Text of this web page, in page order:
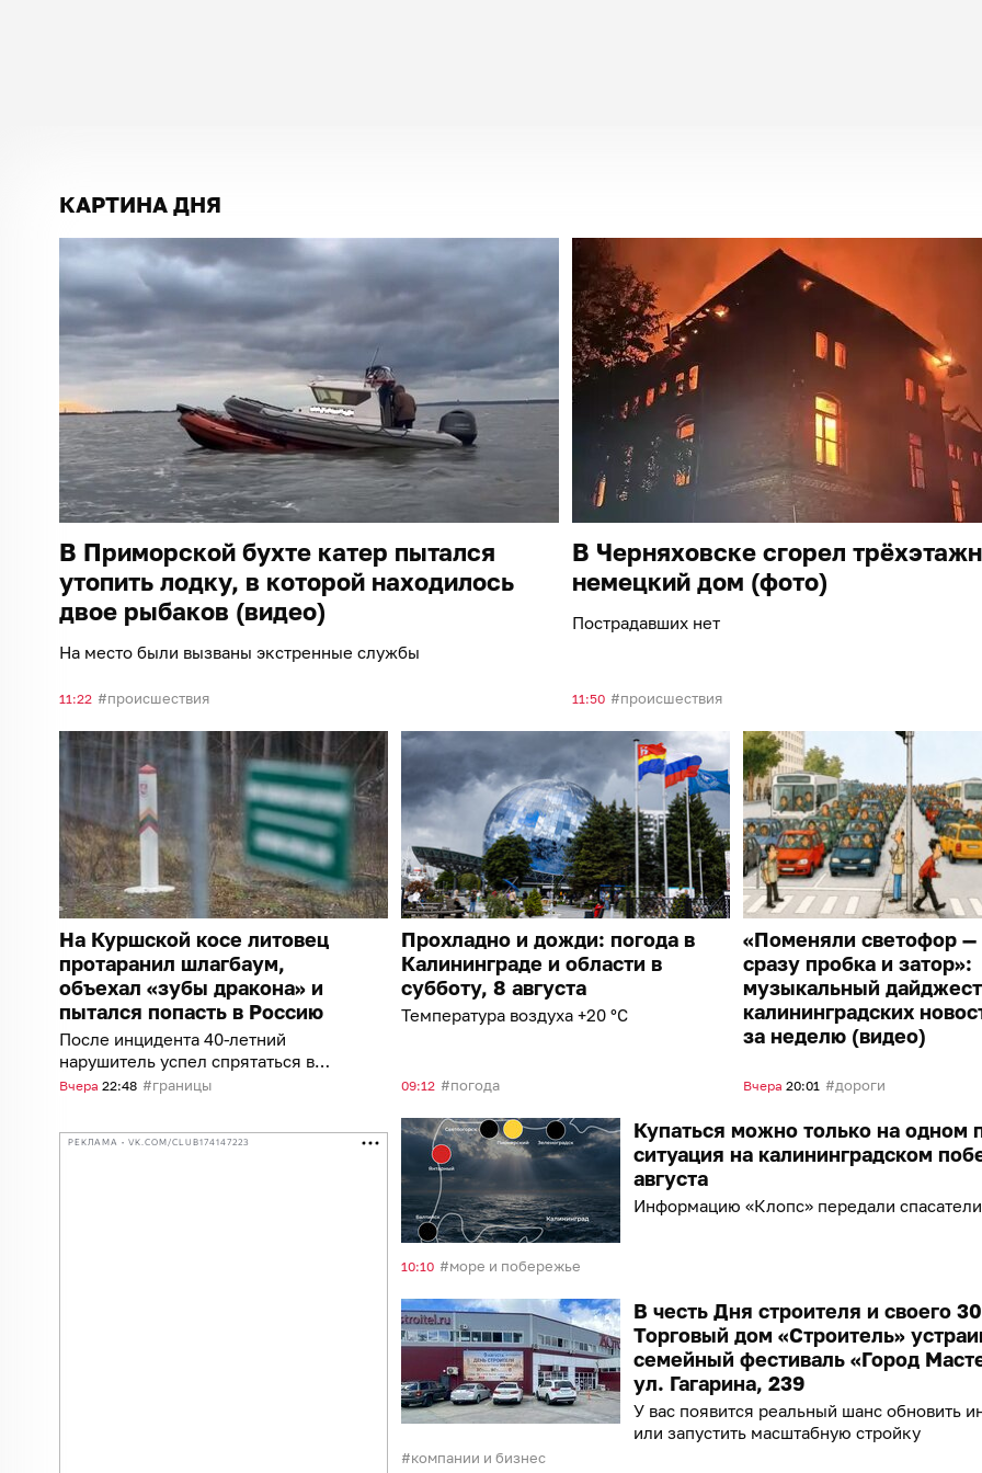
КАРТИНА ДНЯ
В Приморской бухте катер пытался
утопить лодку, в которой находилось
двое рыбаков (видео)
На место были вызваны экстренные службы
11:22 происшествия
В Черняховске сгорел
немецкий дом (фото)
Пострадавших нет
11:50 происшествия
На Куршской косе литовец
протаранил шлагбаум,
объехал «зубы дракона» и
пытался попасть в Россию
После инцидента 40-летний
нарушитель успел спрятаться в
лесу
Вчера 22:48 границы
Прохладно и дожди: погода в
Калининграде и области в
субботу, 8 августа
Температура воздуха +20 °С
09:12 погода
«Поменяли светофор —
сразу пробка и затор»:
музыкальный дайджест
калининградских
за неделю (видео)
Вчера 20:01 дороги
РЕКЛАМА • VK.COM/CLUB174147223
Купаться можно только на одном
ситуация на калининградском
августа
Информацию «Клопс» передали спасатели
10:10 море и побережье
В честь Дня строителя и своего
Торговый дом «Строитель»
семейный фестиваль «Город
ул. Гагарина, 239
У вас появится реальный шанс обновить
или запустить масштабную стройку
компании и бизнес